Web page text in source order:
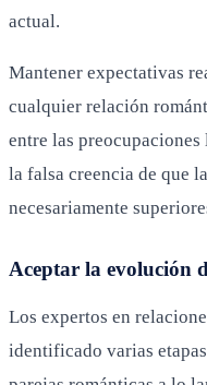
actual.
Mantener expectativas
cualquier relación
entre las
la falsa creencia de que
necesariamente
Aceptar la evolución
Los expertos en
identificado varias